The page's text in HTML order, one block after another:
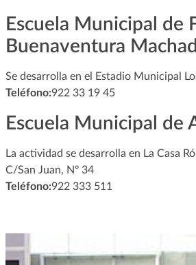
Escuela Municipal de
Buenaventura
Se desarrolla en el Estadio Municipal
Teléfono:922 33 19 45
Escuela Municipal de
La actividad se desarrolla en La Casa
C/San Juan, Nº 34
Teléfono:922 333 511